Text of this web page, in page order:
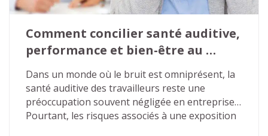
Comment concilier santé auditive,
performance et bien-être au
travail ?
Dans un monde où le bruit est omniprésent, la
santé auditive des travailleurs reste une
préoccupation souvent négligée en entreprise.
Pourtant, les risques associés à une exposition